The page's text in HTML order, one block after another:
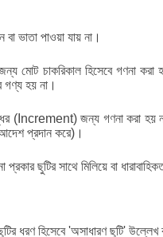
ভাতা পাওয়া যায় না।
মোট চাকরিকাল হিসেবে গণনা করা
গণ্য হয় না।
(Increment) জন্য গণনা করা হয়
প্রদান করে)।
ছুটির সাথে মিলিয়ে বা
ধরণ হিসেবে 'অসাধারণ ছুটি'